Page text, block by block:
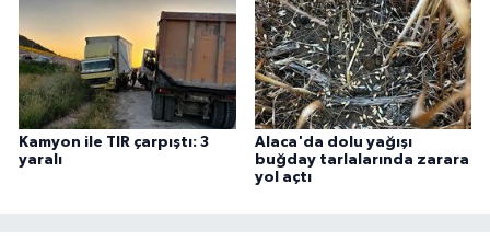
Kamyon ile TIR çarpıştı: 3
yaralı
Alaca'da dolu yağışı
buğday tarlalarında zarara
yol açtı